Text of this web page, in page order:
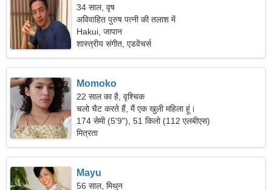
34 साल, वृष
अविवाहित पुरुष पत्नी की तलाश में
Hakui, जापान
शास्त्रीय संगीत, एडवेंचर्स
Momoko
22 साल का है, वृश्चिक
चलो चैट करते हैं, मैं एक खुली महिला हूं।
174 सेमी (5'9"), 51 किलो (112 एलबीएस)
मित्रता
Mayu
56 साल, मिथुन